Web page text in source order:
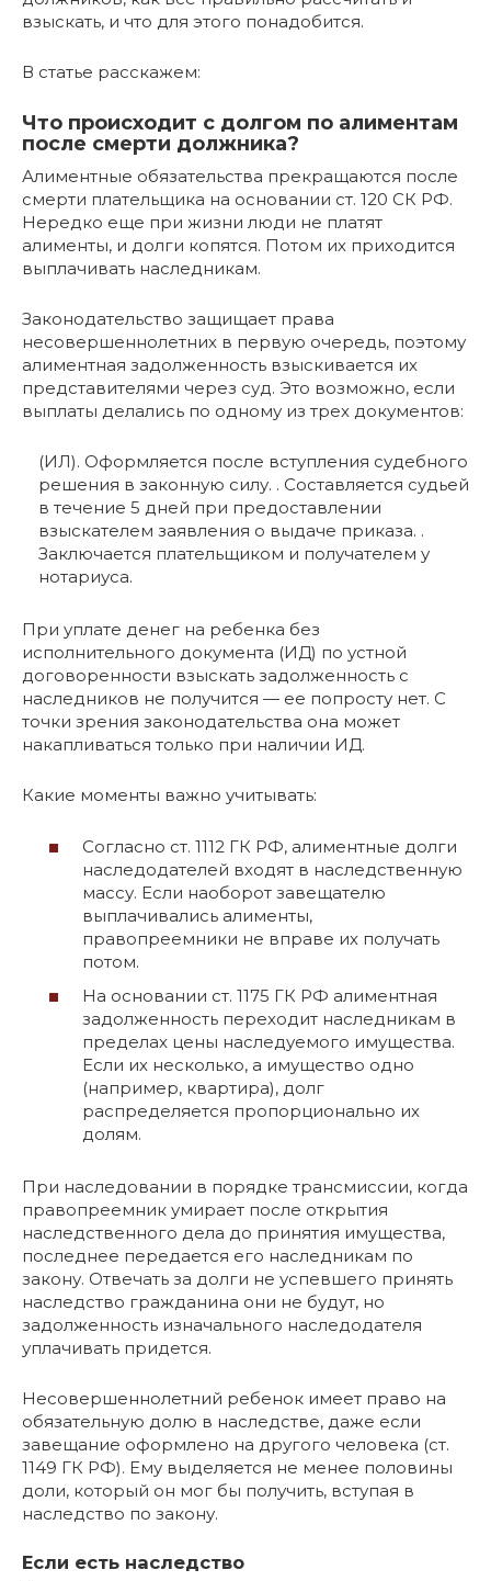
взыскать, и что для этого понадобится.
В статье расскажем:
Что происходит с долгом по алиментам
после смерти должника?
Алиментные обязательства прекращаются после
смерти плательщика на основании ст. 120 СК РФ.
Нередко еще при жизни люди не платят
алименты, и долги копятся. Потом их приходится
выплачивать наследникам.
Законодательство защищает права
несовершеннолетних в первую очередь, поэтому
алиментная задолженность взыскивается их
представителями через суд. Это возможно, если
выплаты делались по одному из трех документов:
(ИЛ). Оформляется после вступления судебного
решения в законную силу. . Составляется судьей
в течение 5 дней при предоставлении
взыскателем заявления о выдаче приказа. .
Заключается плательщиком и получателем у
нотариуса.
При уплате денег на ребенка без
исполнительного документа (ИД) по устной
договоренности взыскать задолженность с
наследников не получится — ее попросту нет. С
точки зрения законодательства она может
накапливаться только при наличии ИД.
Какие моменты важно учитывать:
Согласно ст. 1112 ГК РФ, алиментные долги
наследодателей входят в наследственную
массу. Если наоборот завещателю
выплачивались алименты,
правопреемники не вправе их получать
потом.
На основании ст. 1175 ГК РФ алиментная
задолженность переходит наследникам в
пределах цены наследуемого имущества.
Если их несколько, а имущество одно
(например, квартира), долг
распределяется пропорционально их
долям.
При наследовании в порядке трансмиссии, когда
правопреемник умирает после открытия
наследственного дела до принятия имущества,
последнее передается его наследникам по
закону. Отвечать за долги не успевшего принять
наследство гражданина они не будут, но
задолженность изначального наследодателя
уплачивать придется.
Несовершеннолетний ребенок имеет право на
обязательную долю в наследстве, даже если
завещание оформлено на другого человека (ст.
1149 ГК РФ). Ему выделяется не менее половины
доли, который он мог бы получить, вступая в
наследство по закону.
Если есть наследство